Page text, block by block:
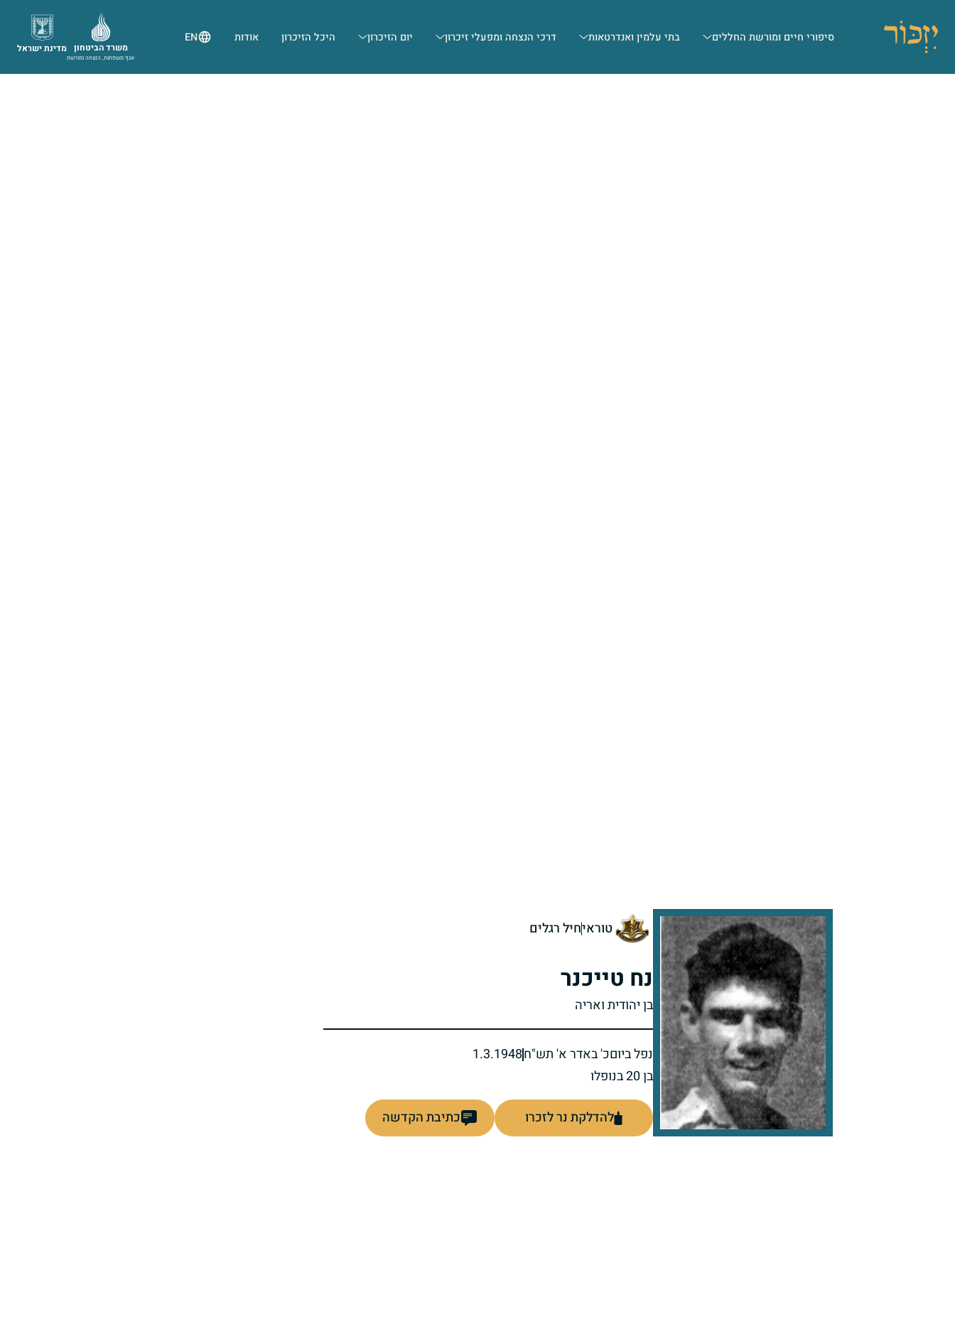
סיפורי חיים ומורשת החללים בתי עלמין ואנדרטאות דרכי הנצחה ומפעלי זיכרון יום הזיכרון היכל הזיכרון אודות EN
מדינת ישראל משרד הביטחון
אגף משפחות, הנצחה ומורשת
טוראיחיל רגלים
נח טייכנר
בן יהודית ואריה
נפל ביוםכ' באדר א' תש"ח1.3.1948
בן 20 בנופלו
להדלקת נר לזכרו כתיבת הקדשה